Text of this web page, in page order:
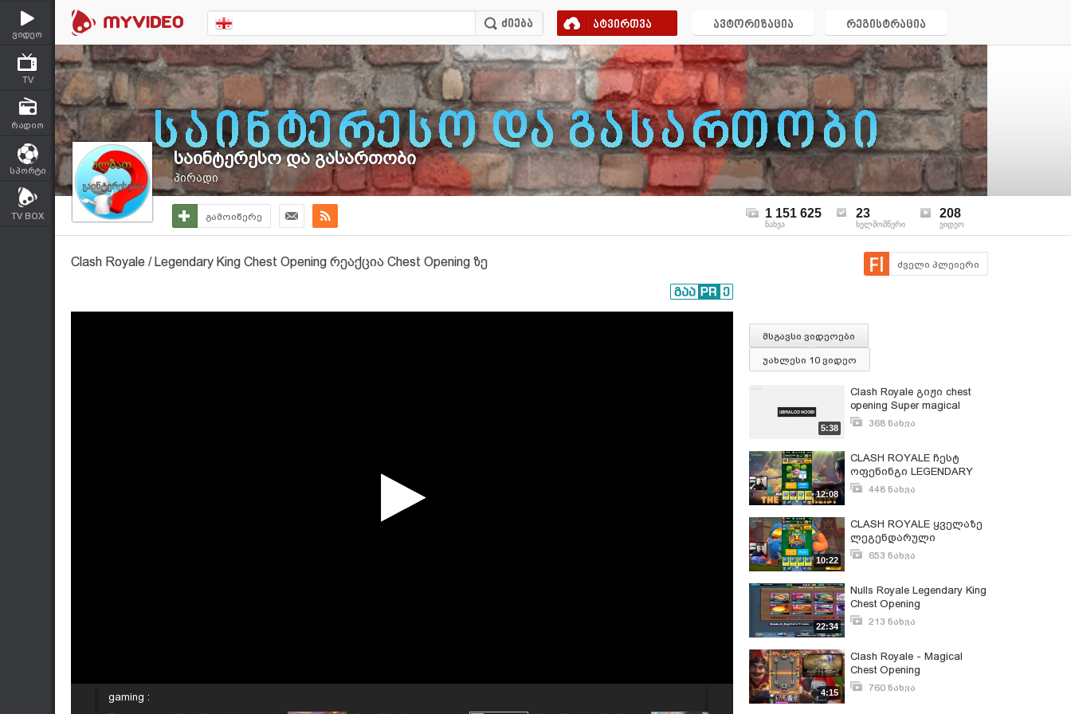
ვიდეო
TV
რადიო
სპორტი
TV BOX
ატვირთვა ავტორიზაცია რეგისტრაცია
საინტერესო და გასართობი
პირადი
გამოიწერე 1 151 625
ნახვა
23
ხელმომწერი
208
ვიდეო
Clash Royale / Legendary King Chest Opening რეაქცია Chest Opening ზე ძველი პლეიერი
gaming :
მსგავსი ვიდეოები
უახლესი 10 ვიდეო
5:38
Clash Royale გიჟი chest
opening Super magical
chest, clan chest, legendary
368 ნახვა
12:08
CLASH ROYALE ჩესტ
ოფენინგი LEGENDARY
KING'S CHEST OPENING
448 ნახვა
10:22
CLASH ROYALE ყველაზე
ლეგენდარული
LEGENDARY CHEST
653 ნახვა
22:34
Nulls Royale Legendary King
Chest Opening
213 ნახვა
4:15
Clash Royale - Magical
Chest Opening
760 ნახვა